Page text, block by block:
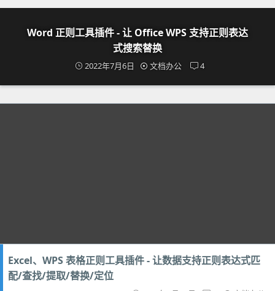
Word 正则工具插件 - 让 Office WPS 支持正则表达
式搜索替换
2022年7月6日 文档办公 4
Excel、WPS 表格正则工具插件 - 让数据支持正则表达式匹
配/查找/提取/替换/定位